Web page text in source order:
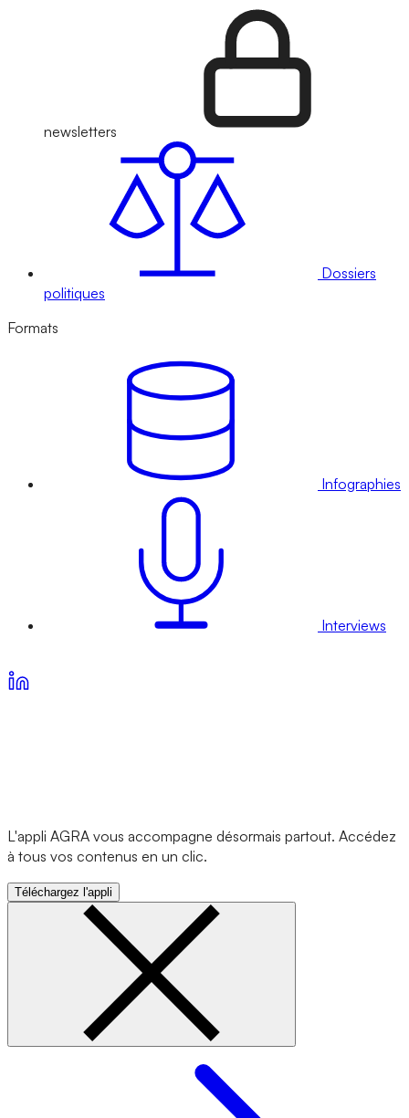
newsletters
Dossiers
politiques
Formats
Infographies
Interviews
L'appli AGRA vous accompagne désormais partout. Accédez
à tous vos contenus en un clic.
Téléchargez l'appli